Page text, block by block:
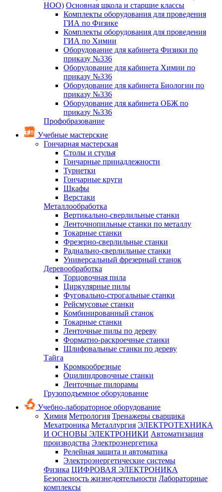
НОО) Основная школа и старшие классы
Комплекты оборудования для проведения
ГИА по Физике
Комплекты оборудования для проведения
ГИА по Химии
Оборудование для кабинета Физики по
приказу №336
Оборудование для кабинета Химии по
приказу №336
Оборудование для кабинета Биологии по
приказу №336
Оборудование для кабинета ОБЖ по
приказу №336
Профобразование
Учебные мастерские
Гончарная мастерская
Столы и стулья
Гончарные принадлежности
Турнетки
Гончарные круги
Шкафы
Верстаки
Металлообработка
Вертикально-сверлильные станки
Ленточнопильные станки по металлу
Токарные станки
Фрезерно-сверлильные станки
Радиально-сверлильные станки
Универсальный фрезерный станок
Деревообработка
Торцовочная пила
Циркулярные пилы
Фуговально-строгальные станки
Рейсмусовые станки
Комбинированный станок
Токарные станки
Ленточные пилы по дереву
Форматно-раскроечные станки
Шлифовальные станки по дереву
Тайга
Кромкообрезные
Оцилиндровочные станки
Ленточные пилорамы
Грузоподъемное оборудование
Учебно-лабораторное оборудование
Химия Метрология Тренажеры сварщика
Мехатроника Металлургия ЭЛЕКТРОТЕХНИКА
И ОСНОВЫ ЭЛЕКТРОНИКИ Автоматизация
производства Электроэнергетика
Релейная защита и автоматика
Электроэнергетические системы
Физика ЦИФРОВАЯ ЭЛЕКТРОНИКА
Безопасность жизнедеятельности Лабораторные
комплексы